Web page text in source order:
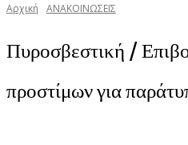
Αρχική ΑΝΑΚΟΙΝΩΣΕΙΣ
Πυροσβεστική /
προστίμων για